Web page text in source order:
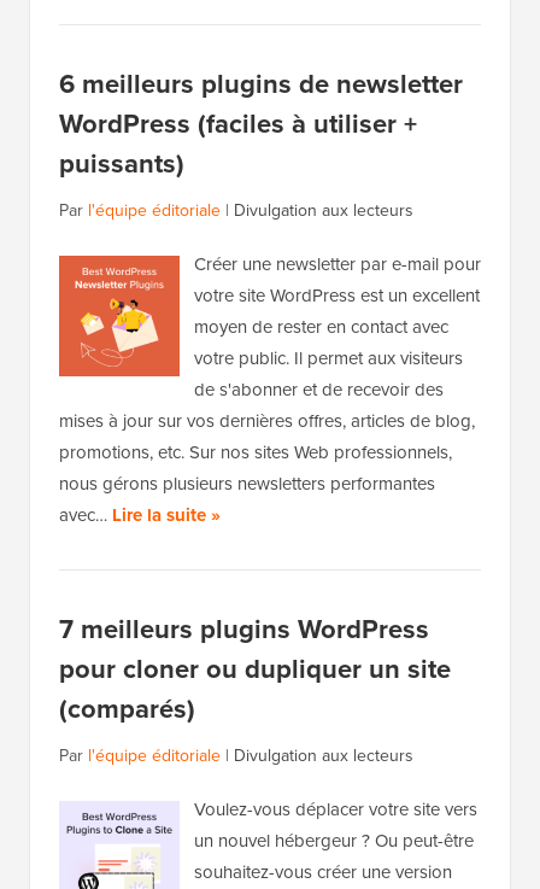
6 meilleurs plugins de newsletter
WordPress (faciles à utiliser +
puissants)
Par l'équipe éditoriale | Divulgation aux lecteurs
Créer une newsletter par e-mail pour
votre site WordPress est un excellent
moyen de rester en contact avec
votre public. Il permet aux visiteurs
de s'abonner et de recevoir des
mises à jour sur vos dernières offres, articles de blog,
promotions, etc. Sur nos sites Web professionnels,
nous gérons plusieurs newsletters performantes
avec… Lire la suite »
7 meilleurs plugins WordPress
pour cloner ou dupliquer un site
(comparés)
Par l'équipe éditoriale | Divulgation aux lecteurs
Voulez-vous déplacer votre site vers
un nouvel hébergeur ? Ou peut-être
souhaitez-vous créer une version